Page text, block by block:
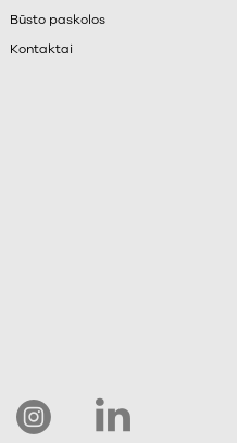
Būsto paskolos
Kontaktai